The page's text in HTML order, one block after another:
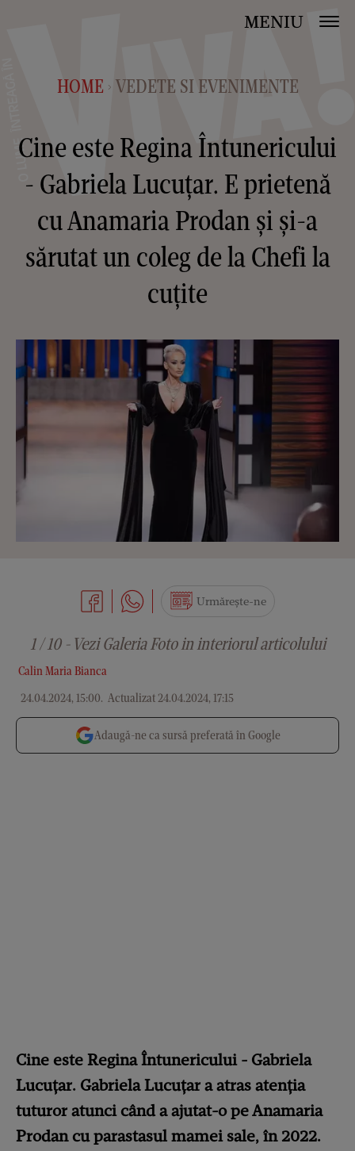
MENIU
HOME > VEDETE SI EVENIMENTE
Cine este Regina Întunericului
- Gabriela Lucuțar. E prietenă
cu Anamaria Prodan și și-a
sărutat un coleg de la Chefi la
cuțite
Calin Maria Bianca
24.04.2024, 15:00. Actualizat 24.04.2024, 17:15
Urmărește-ne
1 / 10 - Vezi Galeria Foto in interiorul articolului
Adaugă-ne ca sursă preferată în Google
Cine este Regina Întunericului - Gabriela
Lucuțar. Gabriela Lucuțar a atras atenția
tuturor atunci când a ajutat-o pe Anamaria
Prodan cu parastasul mamei sale, în 2022.